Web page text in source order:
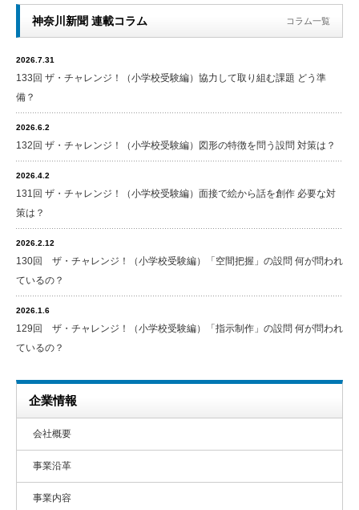
神奈川新聞 連載コラム コラム一覧
2026.7.31
133回 ザ・チャレンジ！（小学校受験編）協力して取り組む課題 どう準
備？
2026.6.2
132回 ザ・チャレンジ！（小学校受験編）図形の特徴を問う設問 対策は？
2026.4.2
131回 ザ・チャレンジ！（小学校受験編）面接で絵から話を創作 必要な対
策は？
2026.2.12
130回 ザ・チャレンジ！（小学校受験編）「空間把握」の設問 何が問われ
ているの？
2026.1.6
129回 ザ・チャレンジ！（小学校受験編）「指示制作」の設問 何が問われ
ているの？
企業情報
会社概要
事業沿革
事業内容